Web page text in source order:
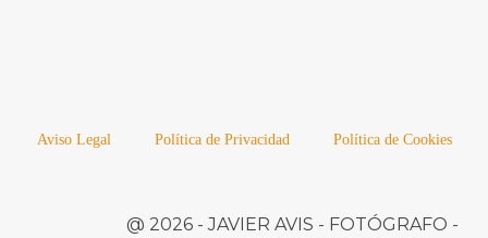
Aviso Legal Política de Privacidad Política de Cookies
@ 2026 -JAVIER AVIS - FOTÓGRAFO -